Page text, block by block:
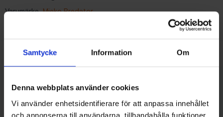
Samtycke Information Om
Denna webbplats använder cookies
Vi använder enhetsidentifierare för att anpassa innehållet
och annonserna till användarna, tillhandahålla funktioner
Varumärke Mieko Predator
Recensioner (0)
Liknande produkter